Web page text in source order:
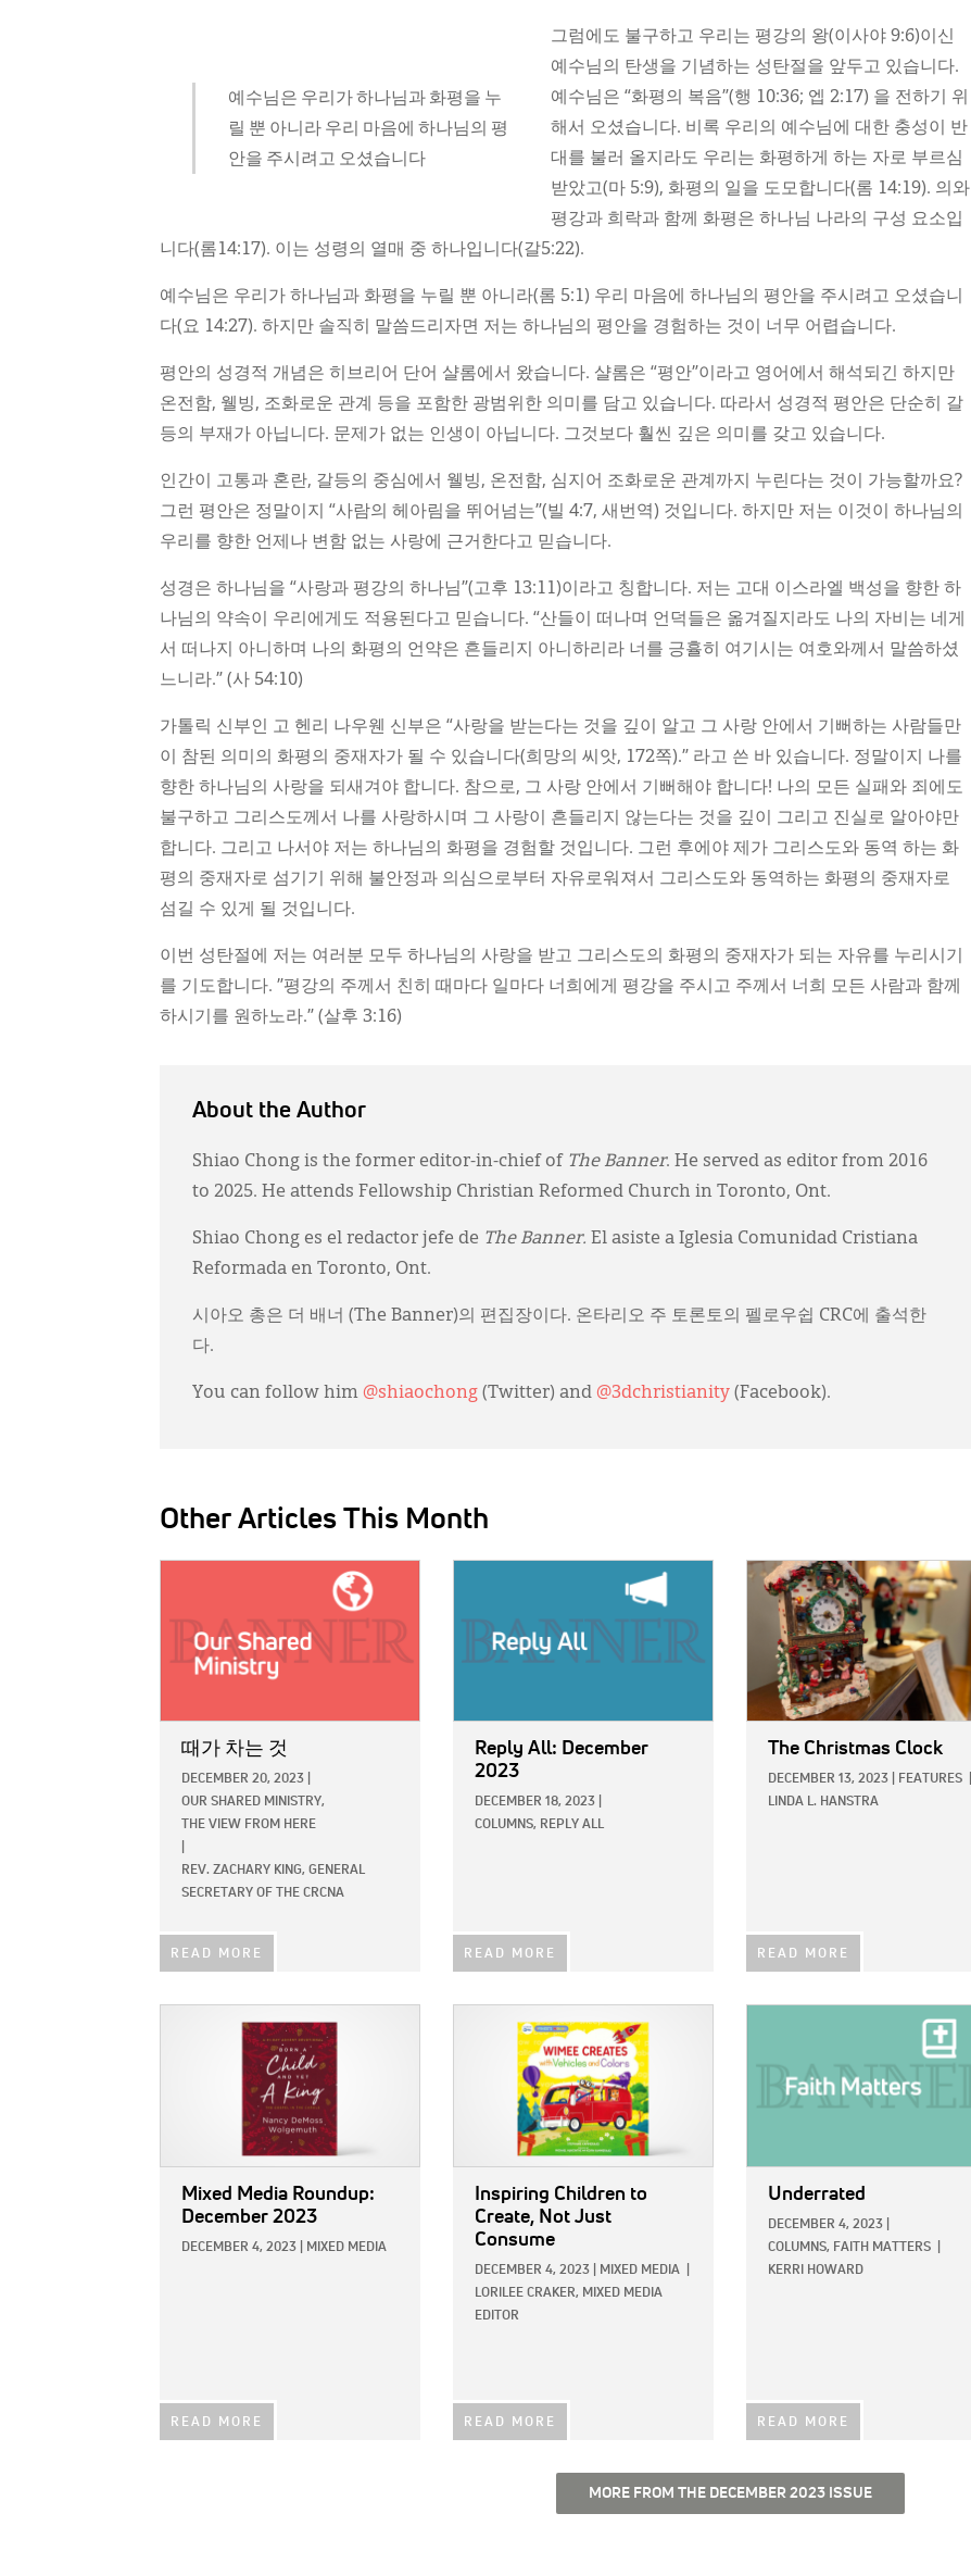
예수님은 우리가 하나님과 화평을 누
릴 뿐 아니라 우리 마음에 하나님의 평
안을 주시려고 오셨습니다
그럼에도 불구하고 우리는 평강의 왕(이사야 9:6)이신
예수님의 탄생을 기념하는 성탄절을 앞두고 있습니다.
예수님은 “화평의 복음”(행 10:36; 엡 2:17) 을 전하기 위
해서 오셨습니다. 비록 우리의 예수님에 대한 충성이 반
대를 불러 올지라도 우리는 화평하게 하는 자로 부르심
받았고(마 5:9), 화평의 일을 도모합니다(롬 14:19). 의와
평강과 희락과 함께 화평은 하나님 나라의 구성 요소입
니다(롬14:17). 이는 성령의 열매 중 하나입니다(갈5:22).
예수님은 우리가 하나님과 화평을 누릴 뿐 아니라(롬 5:1) 우리 마음에 하나님의 평안을 주시려고 오셨습니
다(요 14:27). 하지만 솔직히 말씀드리자면 저는 하나님의 평안을 경험하는 것이 너무 어렵습니다.
평안의 성경적 개념은 히브리어 단어 샬롬에서 왔습니다. 샬롬은 “평안”이라고 영어에서 해석되긴 하지만
온전함, 웰빙, 조화로운 관계 등을 포함한 광범위한 의미를 담고 있습니다. 따라서 성경적 평안은 단순히 갈
등의 부재가 아닙니다. 문제가 없는 인생이 아닙니다. 그것보다 훨씬 깊은 의미를 갖고 있습니다.
인간이 고통과 혼란, 갈등의 중심에서 웰빙, 온전함, 심지어 조화로운 관계까지 누린다는 것이 가능할까요?
그런 평안은 정말이지 “사람의 헤아림을 뛰어넘는”(빌 4:7, 새번역) 것입니다. 하지만 저는 이것이 하나님의
우리를 향한 언제나 변함 없는 사랑에 근거한다고 믿습니다.
성경은 하나님을 “사랑과 평강의 하나님”(고후 13:11)이라고 칭합니다. 저는 고대 이스라엘 백성을 향한 하
나님의 약속이 우리에게도 적용된다고 믿습니다. “산들이 떠나며 언덕들은 옮겨질지라도 나의 자비는 네게
서 떠나지 아니하며 나의 화평의 언약은 흔들리지 아니하리라 너를 긍휼히 여기시는 여호와께서 말씀하셨
느니라.” (사 54:10)
가톨릭 신부인 고 헨리 나우웬 신부은 “사랑을 받는다는 것을 깊이 알고 그 사랑 안에서 기뻐하는 사람들만
이 참된 의미의 화평의 중재자가 될 수 있습니다(희망의 씨앗, 172쪽).” 라고 쓴 바 있습니다. 정말이지 나를
향한 하나님의 사랑을 되새겨야 합니다. 참으로, 그 사랑 안에서 기뻐해야 합니다! 나의 모든 실패와 죄에도
불구하고 그리스도께서 나를 사랑하시며 그 사랑이 흔들리지 않는다는 것을 깊이 그리고 진실로 알아야만
합니다. 그리고 나서야 저는 하나님의 화평을 경험할 것입니다. 그런 후에야 제가 그리스도와 동역 하는 화
평의 중재자로 섬기기 위해 불안정과 의심으로부터 자유로워져서 그리스도와 동역하는 화평의 중재자로
섬길 수 있게 될 것입니다.
이번 성탄절에 저는 여러분 모두 하나님의 사랑을 받고 그리스도의 화평의 중재자가 되는 자유를 누리시기
를 기도합니다. ”평강의 주께서 친히 때마다 일마다 너희에게 평강을 주시고 주께서 너희 모든 사람과 함께
하시기를 원하노라.” (살후 3:16)
About the Author
Shiao Chong is the former editor-in-chief of The Banner. He served as editor from 2016
to 2025. He attends Fellowship Christian Reformed Church in Toronto, Ont.
Shiao Chong es el redactor jefe de The Banner. El asiste a Iglesia Comunidad Cristiana
Reformada en Toronto, Ont.
시아오 총은 더 배너 (The Banner)의 편집장이다. 온타리오 주 토론토의 펠로우쉽 CRC에 출석한
다.
You can follow him @shiaochong (Twitter) and @3dchristianity (Facebook).
Other Articles This Month
때가 차는 것
DECEMBER 20, 2023
OUR SHARED MINISTRY,
THE VIEW FROM HERE
REV. ZACHARY KING, GENERAL
SECRETARY OF THE CRCNA
READ MORE
Reply All: December
2023
DECEMBER 18, 2023
COLUMNS, REPLY ALL
READ MORE
IMAGE:
The Christmas Clock
DECEMBER 13, 2023 FEATURES
LINDA L. HANSTRA
READ MORE
Mixed Media Roundup:
December 2023
DECEMBER 4, 2023 MIXED MEDIA
READ MORE
Inspiring Children to
Create, Not Just
Consume
DECEMBER 4, 2023 MIXED MEDIA
LORILEE CRAKER, MIXED MEDIA
EDITOR
READ MORE
Underrated
DECEMBER 4, 2023
COLUMNS, FAITH MATTERS
KERRI HOWARD
READ MORE
MORE FROM THE DECEMBER 2023 ISSUE